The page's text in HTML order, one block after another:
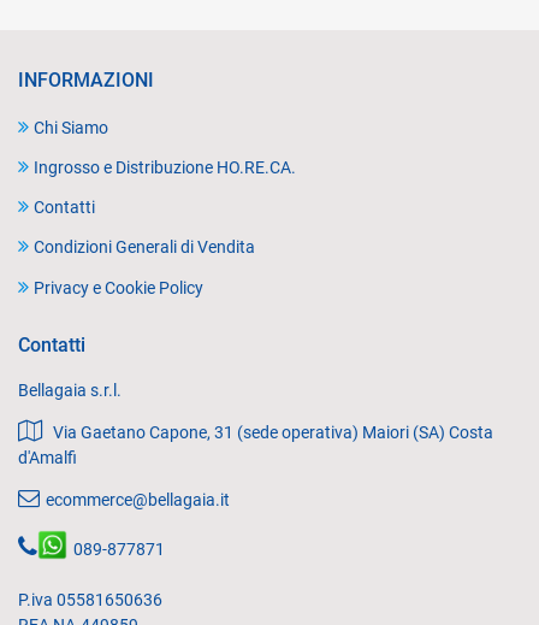
INFORMAZIONI
Chi Siamo
Ingrosso e Distribuzione HO.RE.CA.
Contatti
Condizioni Generali di Vendita
Privacy e Cookie Policy
Contatti
Bellagaia s.r.l.
Via Gaetano Capone, 31 (sede operativa) Maiori (SA) Costa
d'Amalfi
ecommerce@bellagaia.it
089-877871
P.iva 05581650636